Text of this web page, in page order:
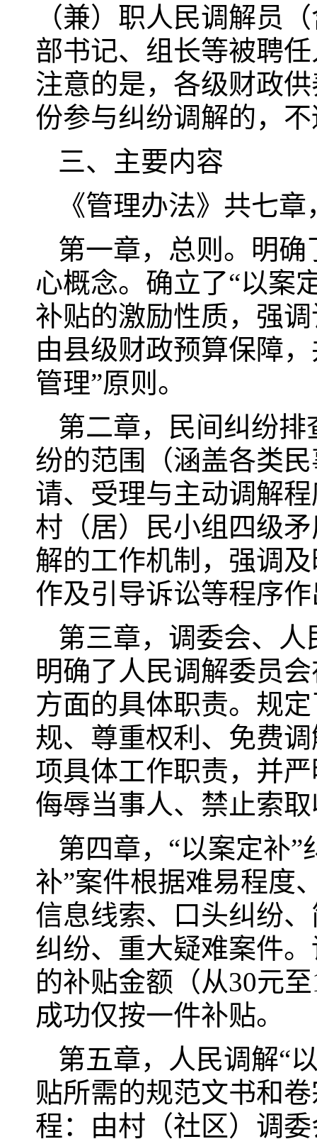
（兼）职人民调解员
部书记、组长等被聘
注意的是，各级财政
份参与纠纷调解的，
三、主要内容
《管理办法》共七
第一章，总则。明
心概念。确立了“以案
补贴的激励性质，强
由县级财政预算保障
管理”原则。
第二章，民间纠纷
纷的范围（涵盖各类
请、受理与主动调解
村（居）民小组四级
解的工作机制，强调
作及引导诉讼等程序
第三章，调委会、
明确了人民调解委员
方面的具体职责。规
规、尊重权利、免费
项具体工作职责，并
侮辱当事人、禁止索
第四章，“以案定补
补”案件根据难易程度
信息线索、口头纠纷
纠纷、重大疑难案件
的补贴金额（从30元
成功仅按一件补贴。
第五章，人民调解“
贴所需的规范文书和
程：由村（社区）调